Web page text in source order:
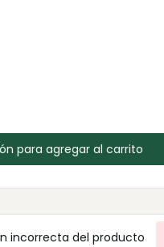
para agregar al carrito
incorrecta del producto